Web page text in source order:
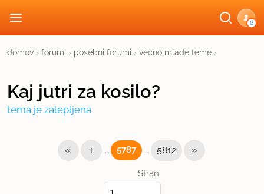
G
domov › forumi › posebni forumi › večno mlade teme ›
Kaj jutri za kosilo?
tema je zalepljena
Stran:
« 1 … 5787 … 5812 »